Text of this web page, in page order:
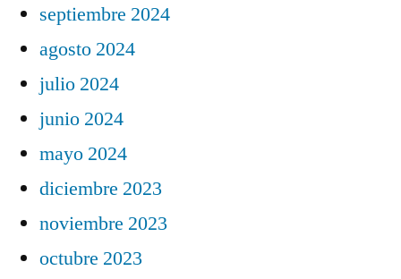
septiembre 2024
agosto 2024
julio 2024
junio 2024
mayo 2024
diciembre 2023
noviembre 2023
octubre 2023